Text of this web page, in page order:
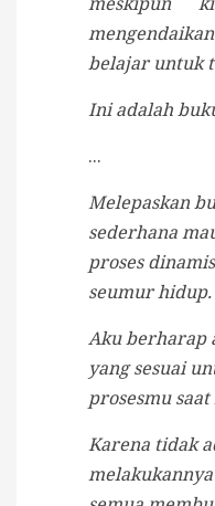
belajar untuk
Ini adalah
...
Melepaskan
sederhana
proses
seumur hidup.
Aku berharap
yang sesuai
prosesmu
Karena tidak